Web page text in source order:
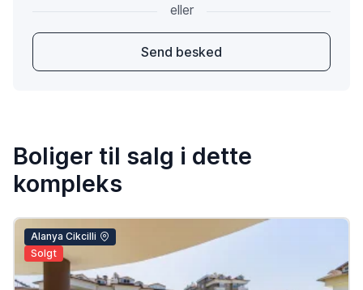
eller
Send besked
Boliger til salg i dette
kompleks
Alanya Cikcilli
Solgt